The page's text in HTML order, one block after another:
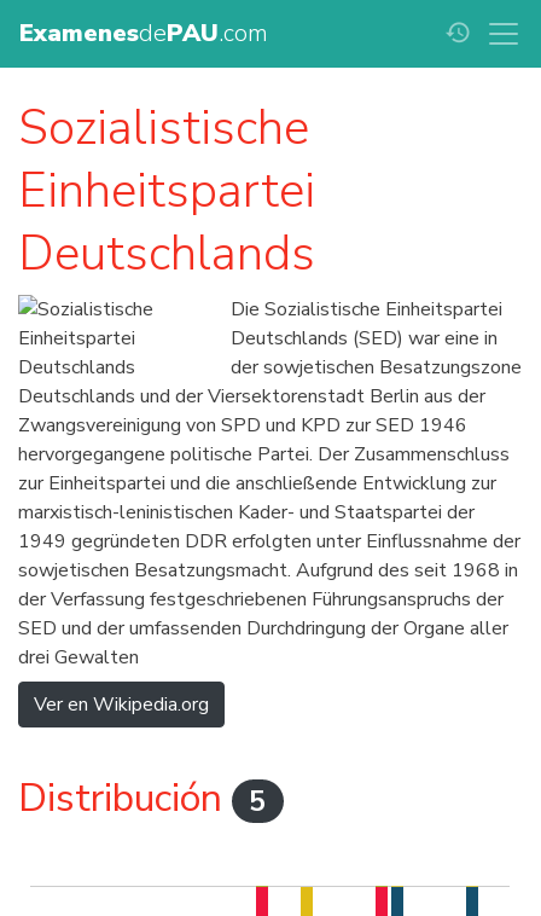
ExamenesdePAU.com history
Sozialistische
Einheitspartei
Deutschlands
Die Sozialistische Einheitspartei
Deutschlands (SED) war eine in
der sowjetischen Besatzungszone
Deutschlands und der Viersektorenstadt Berlin aus der
Zwangsvereinigung von SPD und KPD zur SED 1946
hervorgegangene politische Partei. Der Zusammenschluss
zur Einheitspartei und die anschließende Entwicklung zur
marxistisch-leninistischen Kader- und Staatspartei der
1949 gegründeten DDR erfolgten unter Einflussnahme der
sowjetischen Besatzungsmacht. Aufgrund des seit 1968 in
der Verfassung festgeschriebenen Führungsanspruchs der
SED und der umfassenden Durchdringung der Organe aller
drei Gewalten
Ver en Wikipedia.org
Distribución 5